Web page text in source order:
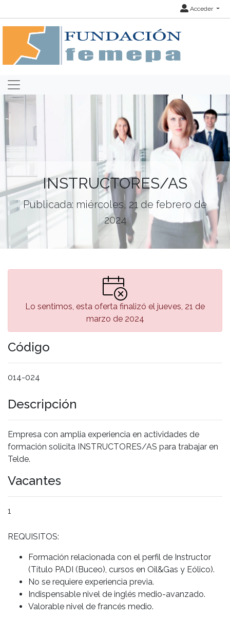
Acceder
INSTRUCTORES/AS
Publicada: miércoles, 21 de febrero de
2024
Lo sentimos, esta oferta finalizó el jueves, 21 de
marzo de 2024
Código
014-024
Descripción
Empresa con amplia experiencia en actividades de
formación solicita INSTRUCTORES/AS para trabajar en
Telde.
Vacantes
1
REQUISITOS:
Formación relacionada con el perfil de Instructor
(Título PADI (Buceo), cursos en Oil&Gas y Eólico).
No se requiere experiencia previa.
Indispensable nivel de inglés medio-avanzado.
Valorable nivel de francés medio.